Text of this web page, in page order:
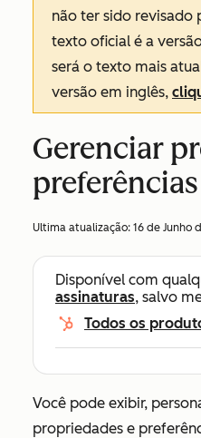
não ter sido revisado
texto oficial é a
será o texto mais
versão em inglês,
Gerenciar
Ultima atualização: 16 de Junho
Disponível com
assinaturas, salvo
Todos os
Você pode exibir,
propriedades e